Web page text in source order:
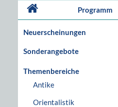
Programm
Neuerscheinungen
Sonderangebote
Themenbereiche
Antike
Orientalistik